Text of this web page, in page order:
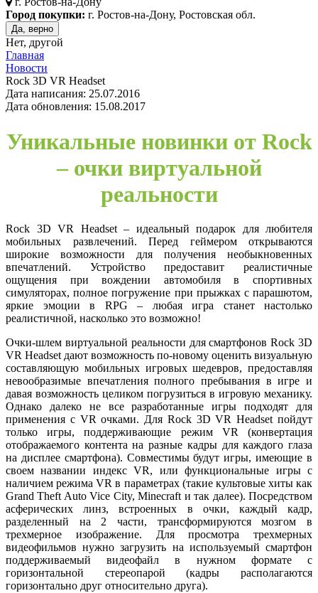
Город покупки: г. Ростов-на-Дону, Ростовская обл.
Да, верно
Нет, другой
Главная
Новости
Rock 3D VR Headset
Дата написания: 25.07.2016
Дата обновления: 15.08.2017
Уникальные новинки от Rock
– очки виртуальной
реальности
Rock 3D VR Headset – идеальный подарок для любителя
мобильных развлечений. Перед геймером открываются
широкие возможности для получения необыкновенных
впечатлений. Устройство предоставит реалистичные
ощущения при вождении автомобиля в спортивных
симуляторах, полное погружение при прыжках с парашютом,
яркие эмоции в RPG – любая игра станет настолько
реалистичной, насколько это возможно!
Очки-шлем виртуальной реальности для смартфонов Rock 3D
VR Headset дают возможность по-новому оценить визуальную
составляющую мобильных игровых шедевров, предоставляя
невообразимые впечатления полного пребывания в игре и
давая возможность целиком погрузиться в игровую механику.
Однако далеко не все разработанные игры подходят для
применения с VR очками. Для Rock 3D VR Headset пойдут
только игры, поддерживающие режим VR (конвертация
отображаемого контента на разные кадры для каждого глаза
на дисплее смартфона). Совместимы будут игры, имеющие в
своем названии индекс VR, или функциональные игры с
наличием режима VR в параметрах (такие культовые хиты как
Grand Theft Auto Vice City, Minecraft и так далее). Посредством
асферических линз, встроенных в очки, каждый кадр,
разделенный на 2 части, трансформируются мозгом в
трехмерное изображение. Для просмотра трехмерных
видеофильмов нужно загрузить на используемый смартфон
поддерживаемый видеофайл в нужном формате с
горизонтальной стереопарой (кадры располагаются
горизонтально друг относительно друга).